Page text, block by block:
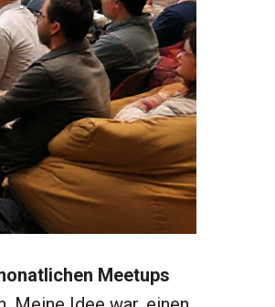
Meetups